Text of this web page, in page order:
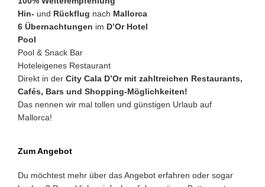
Hin- und Rückflug nach Mallorca
6 Übernachtungen im D’Or Hotel
Pool
Pool & Snack Bar
Hoteleigenes Restaurant
Direkt in der City Cala D’Or mit zahltreichen Restaurants,
Cafés, Bars und Shopping-Möglichkeiten!
Das nennen wir mal tollen und günstigen Urlaub auf
Mallorca!
Zum Angebot
Du möchtest mehr über das Angebot erfahren oder sogar